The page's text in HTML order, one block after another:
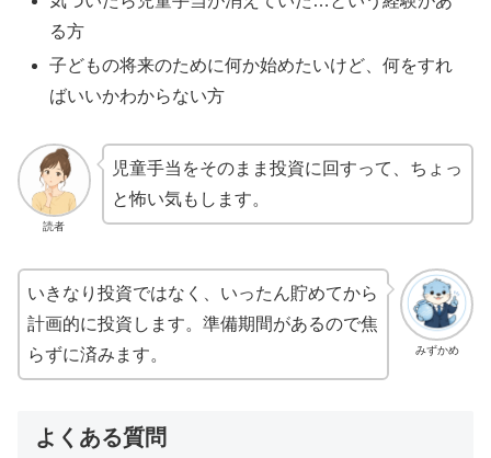
る方
子どもの将来のために何か始めたいけど、何をすれ
ばいいかわからない方
読者
児童手当をそのまま投資に回すって、ちょっ
と怖い気もします。
みずかめ
いきなり投資ではなく、いったん貯めてから
計画的に投資します。準備期間があるので焦
らずに済みます。
よくある質問